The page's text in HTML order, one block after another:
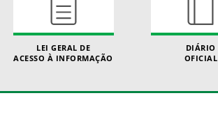
LEI GERAL DE
ACESSO À INFORMAÇÃO
DIÁRIO
OFICIAL